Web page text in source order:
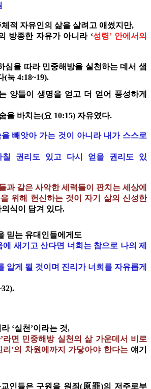
체적 자유인의 삶을 살려고 애썼지만,
방종한 자유가 아니라 ‘성령’ 안에서의
심을 따라 민중해방을 실천하는 데서 샘
(눅 4:18~19).
양들이 생명을 얻고 더 얻어 풍성하게
을 바치는(요 10:15) 자유였다.
빼앗아 가는 것이 아니라 내가 스스로
칠 권리도 있고 다시 얻을 권리도 있
과 같은 사악한 세력들이 판치는 세상에
위해 헌신하는 것이 자기 삶의 신성한
식이 담겨 있다.
믿는 유대인들에게도
새기고 산다면 너희는 참으로 나의 제
알게 될 것이며 진리가 너희를 자유롭게
‘실천’이라는 것,
라면 민중해방 실천의 삶 가운데서 비로
리’의 차원에까지 가닿아야 한다는얘기
인들은 구원을 원죄(原罪)의 저주로부